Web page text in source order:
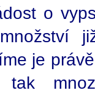
o
je
tak